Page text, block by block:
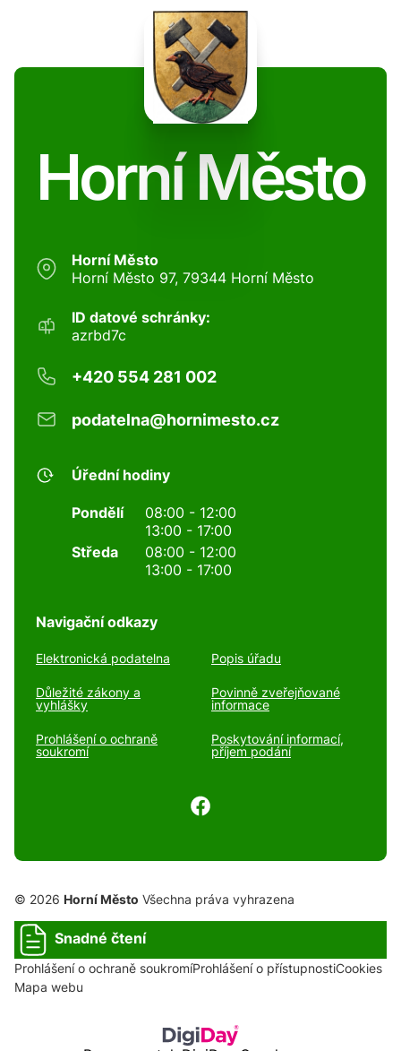
Horní Město
Horní Město
Horní Město 97, 79344 Horní Město
ID datové schránky:
azrbd7c
+420 554 281 002
podatelna@hornimesto.cz
Úřední hodiny
Pondělí
08:00 - 12:00
13:00 - 17:00
Středa
08:00 - 12:00
13:00 - 17:00
Navigační odkazy
Elektronická podatelna Popis úřadu
Důležité zákony a
vyhlášky
Povinně zveřejňované
informace
Prohlášení o ochraně
soukromí
Poskytování informací,
příjem podání
© 2026 Horní Město Všechna práva vyhrazena
Snadné čtení
Prohlášení o ochraně soukromíProhlášení o přístupnostiCookies
Mapa webu